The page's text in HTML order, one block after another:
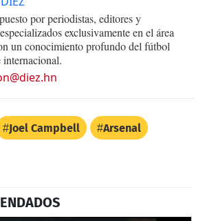
por periodistas, editores y
exclusivamente en el área
un conocimiento profundo del fútbol
Joel Campbell Arsenal